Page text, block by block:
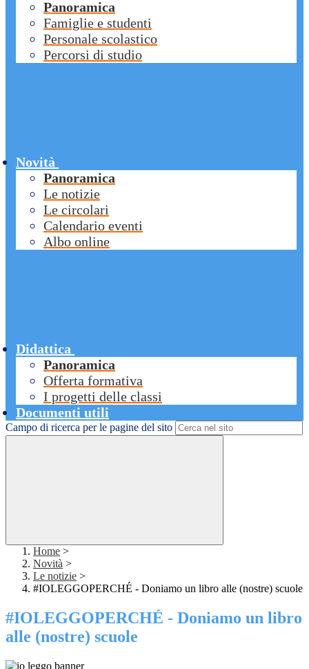
Panoramica
Famiglie e studenti
Personale scolastico
Percorsi di studio
Novità
Panoramica
Le notizie
Le circolari
Calendario eventi
Albo online
Didattica
Panoramica
Offerta formativa
I progetti delle classi
Documenti utili
Campo di ricerca per le pagine del sito
Home >
Novità >
Le notizie >
#IOLEGGOPERCHÉ - Doniamo un libro alle (nostre) scuole
#IOLEGGOPERCHÉ - Doniamo un libro
alle (nostre) scuole